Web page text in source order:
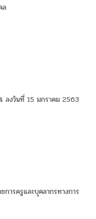
ล
ลงวันที่ 15 มกราคม 2563
การครูและบุคลากรทางการ